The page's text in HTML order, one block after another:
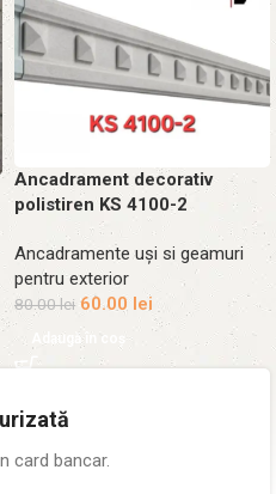
Ancadrament decorativ
polistiren KS 4100-2
Ancadramente uși si geamuri
pentru exterior
80.00lei 60.00 lei
Adaugă în coș
card bancar.